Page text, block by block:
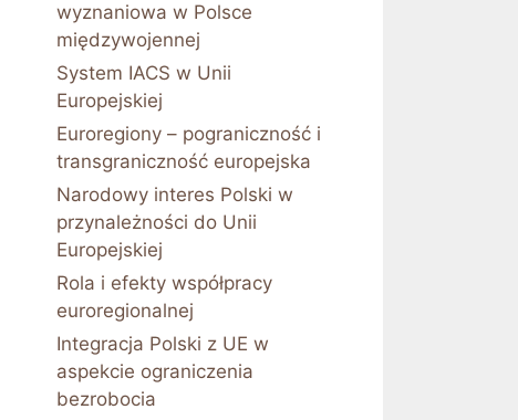
wyznaniowa w Polsce
międzywojennej
System IACS w Unii
Europejskiej
Euroregiony – pograniczność i
transgraniczność europejska
Narodowy interes Polski w
przynależności do Unii
Europejskiej
Rola i efekty współpracy
euroregionalnej
Integracja Polski z UE w
aspekcie ograniczenia
bezrobocia